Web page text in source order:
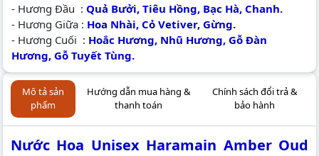
Mô tả sản
phẩm
Hướng dẫn mua hàng &
thanh toán
Chính sách đổi trả &
bảo hành
Nước Hoa Unisex Haramain Amber Oud
- Hương Đầu : Quả Bưởi, Tiêu Hồng, Bạc Hà, Chanh.
- Hương Giữa : Hoa Nhài, Cỏ Vetiver, Gừng.
- Hương Cuối : Hoắc Hương, Nhũ Hương, Gỗ Đàn
Hương, Gỗ Tuyết Tùng.